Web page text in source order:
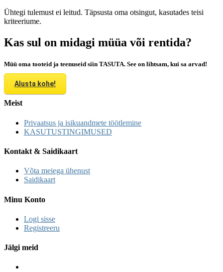
Ühtegi tulemust ei leitud. Täpsusta oma otsingut, kasutades teisi
kriteeriume.
Kas sul on midagi müüa või rentida?
Müü oma tooteid ja teenuseid siin TASUTA. See on lihtsam, kui sa arvad!
Alusta kohe!
Meist
Privaatsus ja isikuandmete töötlemine
KASUTUSTINGIMUSED
Kontakt & Saidikaart
Võta meiega ühenust
Saidikaart
Minu Konto
Logi sisse
Registreeru
Jälgi meid